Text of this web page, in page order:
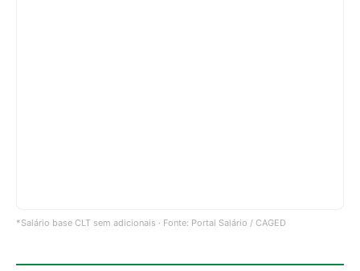
*Salário base CLT sem adicionais · Fonte: Portal Salário / CAGED